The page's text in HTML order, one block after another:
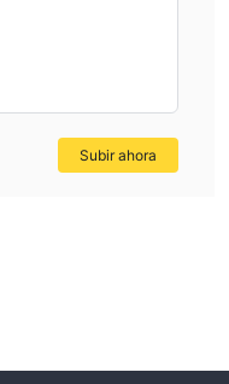
Subir ahora